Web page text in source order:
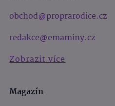
obchod@proprarodice.cz
redakce@emaminy.cz
Zobrazit více
Magazín